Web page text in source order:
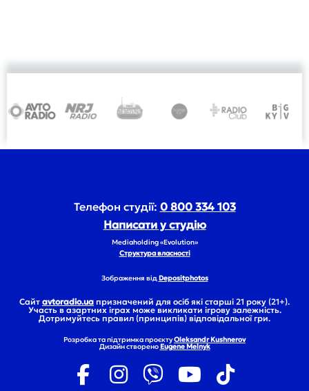
Телефон студії: 0 800 334 103
Написати у студію
Mediaholding «Evolution»
Структура власності
Зображення відDepositphotos
Сайт avtoradio.ua призначений для осіб які старші 21 року (21+).
Участь в азартних іграх може викликати ігрову залежність.
Дотримуйтесь правил (принципів) відповідальної гри.
Розробка та підтримка проєктуOleksandr Kushnerov
Дизайн створеноEugene Melnyk